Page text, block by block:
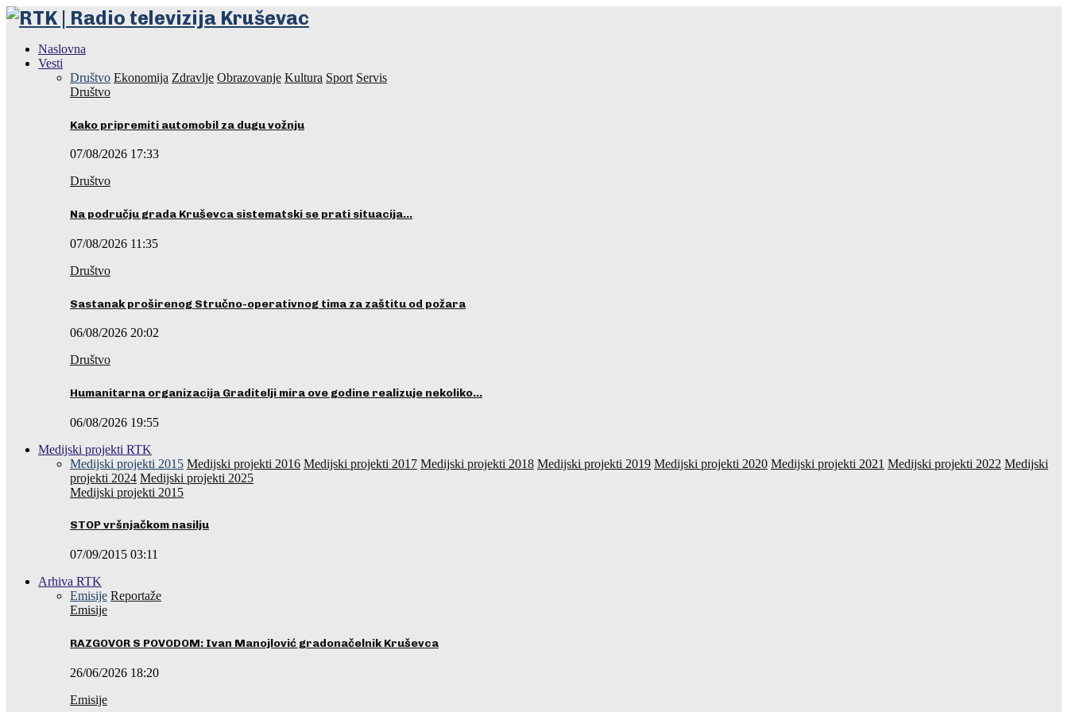
Naslovna
Vesti
Društvo Ekonomija Zdravlje Obrazovanje Kultura Sport Servis
Društvo
Kako pripremiti automobil za dugu vožnju
07/08/2026 17:33
Društvo
Na području grada Kruševca sistematski se prati situacija…
07/08/2026 11:35
Društvo
Sastanak proširenog Stručno-operativnog tima za zaštitu od požara
06/08/2026 20:02
Društvo
Humanitarna organizacija Graditelji mira ove godine realizuje nekoliko…
06/08/2026 19:55
Medijski projekti RTK
Medijski projekti 2015 Medijski projekti 2016 Medijski projekti 2017 Medijski projekti 2018 Medijski projekti 2019 Medijski projekti 2020 Medijski projekti 2021 Medijski projekti 2022 Medijski
projekti 2024 Medijski projekti 2025
Medijski projekti 2015
STOP vršnjačkom nasilju
07/09/2015 03:11
Arhiva RTK
Emisije Reportaže
Emisije
RAZGOVOR S POVODOM: Ivan Manojlović gradonačelnik Kruševca
26/06/2026 18:20
Emisije